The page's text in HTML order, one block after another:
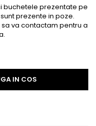
buchetele prezentate pe
prezente in poze.
va contactam pentru a
IN COS